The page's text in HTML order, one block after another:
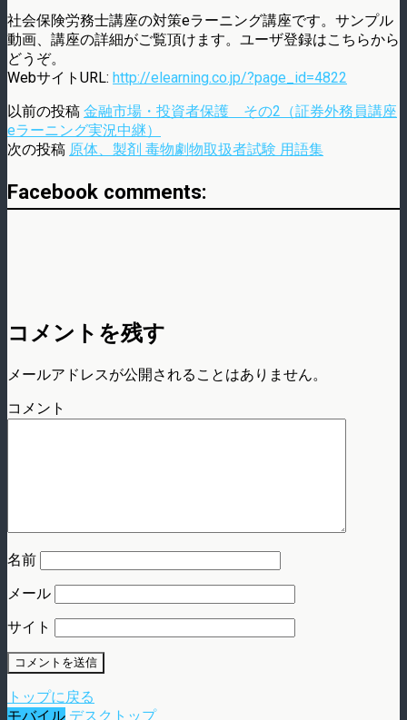
社会保険労務士講座の対策eラーニング講座です。サンプル
動画、講座の詳細がご覧頂けます。ユーザ登録はこちらから
どうぞ。
WebサイトURL: http://elearning.co.jp/?page_id=4822
以前の投稿 金融市場・投資者保護 その2（証券外務員講座
eラーニング実況中継）
次の投稿 原体、製剤 毒物劇物取扱者試験 用語集
Facebook comments:
コメントを残す
メールアドレスが公開されることはありません。
コメント
名前
メール
サイト
トップに戻る
モバイル デスクトップ